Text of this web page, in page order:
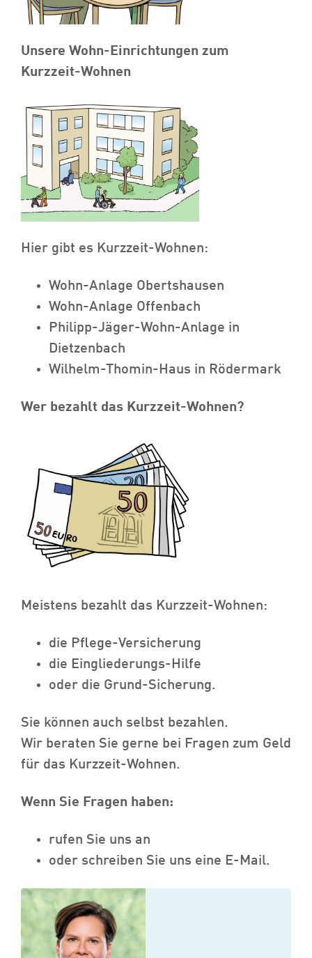
Unsere Wohn-Einrichtungen zum
Kurzzeit-Wohnen
Hier gibt es Kurzzeit-Wohnen:
Wohn-Anlage Obertshausen
Wohn-Anlage Offenbach
Philipp-Jäger-Wohn-Anlage in
Dietzenbach
Wilhelm-Thomin-Haus in Rödermark
Wer bezahlt das Kurzzeit-Wohnen?
Meistens bezahlt das Kurzzeit-Wohnen:
die Pflege-Versicherung
die Eingliederungs-Hilfe
oder die Grund-Sicherung.
Sie können auch selbst bezahlen.
Wir beraten Sie gerne bei Fragen zum Geld
für das Kurzzeit-Wohnen.
Wenn Sie Fragen haben:
rufen Sie uns an
oder schreiben Sie uns eine E-Mail.